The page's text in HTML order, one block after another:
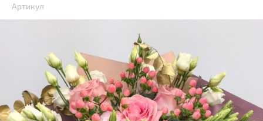
Артикул